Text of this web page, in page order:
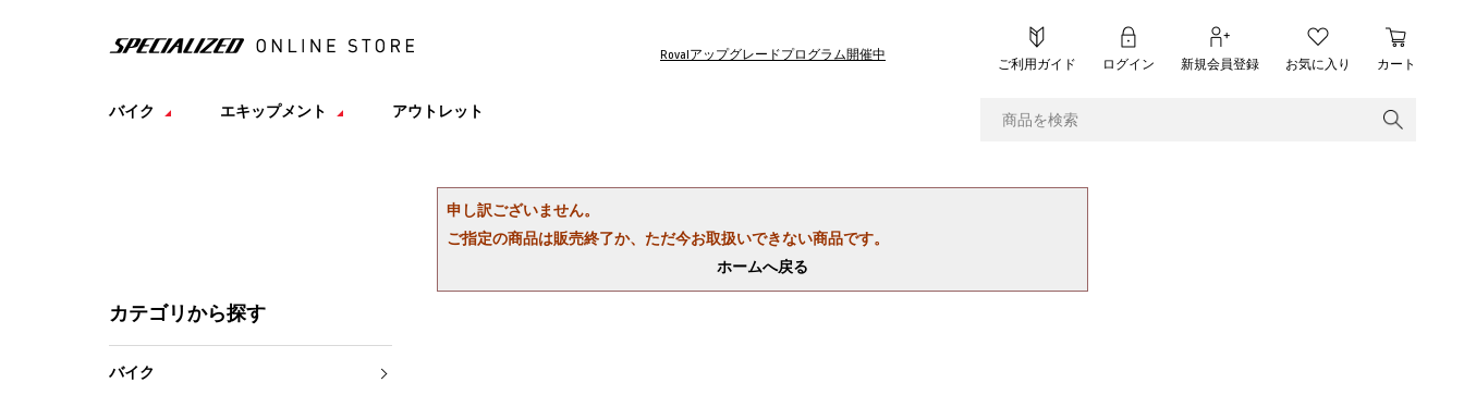
Rovalアップグレードプログラム開催中
ご利用ガイド ログイン 新規会員登録 お気に入り カート
バイク エキップメント アウトレット
申し訳ございません。
ご指定の商品は販売終了か、ただ今お取扱いできない商品です。
ホームへ戻る
カテゴリから探す
バイク